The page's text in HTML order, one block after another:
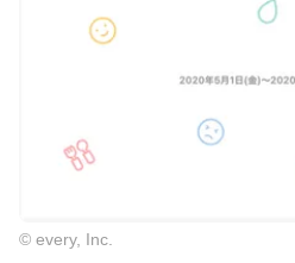
© every, Inc.